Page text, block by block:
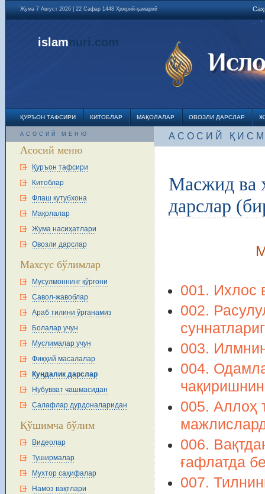
Жума 7 Август 2026 | 22 Сафар 1448 Ҳижрий-қамарий
islamnuri.com
ҚУРЪОН ТАФСИРИ КИТОБЛАР МАҚОЛАЛАР ОВОЗЛИ ДАРСЛАР
АСОСИЙ МЕНЮ
Асосий меню
Қуръон тафсири
Китоблар
Флаш кутубхона
Мақолалар
Жума насиҳатлари
Овозли дарслар
Махсус бўлимлар
Мусулмоннинг қўрғони
Савол-жавоблар
Араб тилини ўрганамиз
Болалар учун
Муслималар учун
Фиқҳий масалалар
Кундалик дарслар
Нубувват чашмасидан
Салафлар дурдоналаридан
Қўшимча бўлим
Видеолар
Туширмалар
Мухтор саҳифалар
Намоз вақтлари
АСОСИЙ
Масжид ва
дарслар
001. Ихлос
002.
003.
004.
005. Аллоҳ
006.
ғафлатда
007.